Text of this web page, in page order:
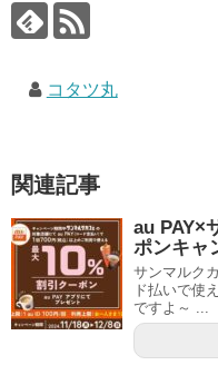
コタツ丸
関連記事
au PAY×
ポンキャ
サンマルク
ド払いで使
ですよ～ ...